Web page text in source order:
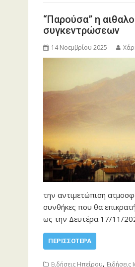
“Παρούσα” η
συγκεντρώσεων
14 Νοεμβρίου 2025
την αντιμετώπιση
συνθήκες που θα
ως την Δευτέρα 17/11/
ΠΕΡΙΣΣΌΤΕΡΑ
Ειδήσεις Ηπείρου, Ειδήσεις